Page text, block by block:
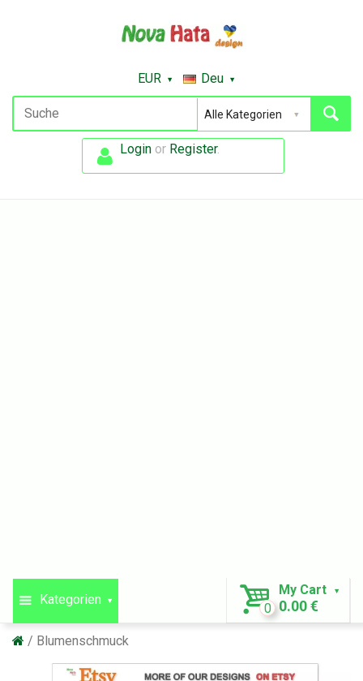
EUR Deu
Login or Register.
Kategorien
My Cart
0 0.00 €
Blumenschmuck